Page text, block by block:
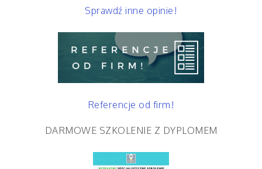
Sprawdź inne opinie!
Referencje od firm!
DARMOWE SZKOLENIE Z DYPLOMEM